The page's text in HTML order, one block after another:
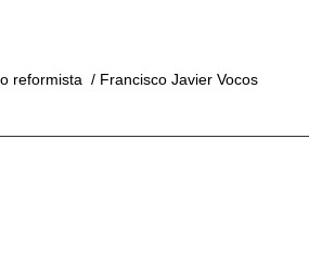
reformista / Francisco Javier Vocos